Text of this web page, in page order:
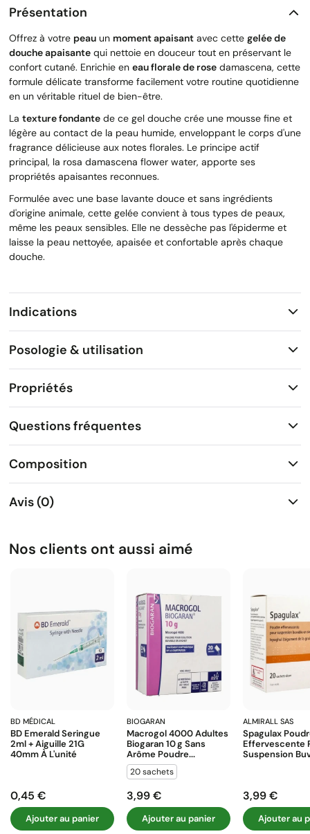
Présentation
Offrez à votre peau un moment apaisant avec cette gelée de
douche apaisante qui nettoie en douceur tout en préservant le
confort cutané. Enrichie en eau florale de rose damascena, cette
formule délicate transforme facilement votre routine quotidienne
en un véritable rituel de bien-être.
La texture fondante de ce gel douche crée une mousse fine et
légère au contact de la peau humide, enveloppant le corps d'une
fragrance délicieuse aux notes florales. Le principe actif
principal, la rosa damascena flower water, apporte ses
propriétés apaisantes reconnues.
Formulée avec une base lavante douce et sans ingrédients
d'origine animale, cette gelée convient à tous types de peaux,
même les peaux sensibles. Elle ne dessèche pas l'épiderme et
laisse la peau nettoyée, apaisée et confortable après chaque
douche.
Indications
Posologie & utilisation
Propriétés
Questions fréquentes
Composition
Avis (0)
Nos clients ont aussi aimé
BD MÉDICAL
BD Emerald Seringue
2ml + Aiguille 21G
40mm À L'unité
Prix
0,45 €
Ajouter au panier
BIOGARAN
Macrogol 4000 Adultes
Biogaran 10 G Sans
Arôme Poudre...
20 sachets
Prix
3,99 €
Ajouter au panier
ALMIRALL SAS
Spagulax
Effervescente
Suspension
Prix
3,99 €
Ajouter au